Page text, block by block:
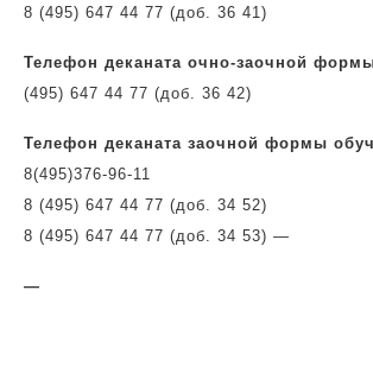
8 (495) 647 44 77 (доб. 36 41)
Телефон деканата очно-заочной
(495) 647 44 77 (доб. 36 42)
Телефон деканата заочной формы
8(495)376-96-11
8 (495) 647 44 77 (доб. 34 52)
8 (495) 647 44 77 (доб. 34 53) —
—